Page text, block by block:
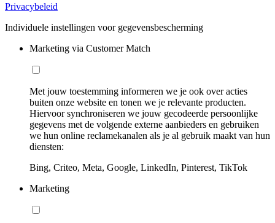
Privacybeleid
Individuele instellingen voor gegevensbescherming
Marketing via Customer Match
Met jouw toestemming informeren we je ook over acties
buiten onze website en tonen we je relevante producten.
Hiervoor synchroniseren we jouw gecodeerde persoonlijke
gegevens met de volgende externe aanbieders en gebruiken
we hun online reclamekanalen als je al gebruik maakt van hun
diensten:
Bing, Criteo, Meta, Google, LinkedIn, Pinterest, TikTok
Marketing